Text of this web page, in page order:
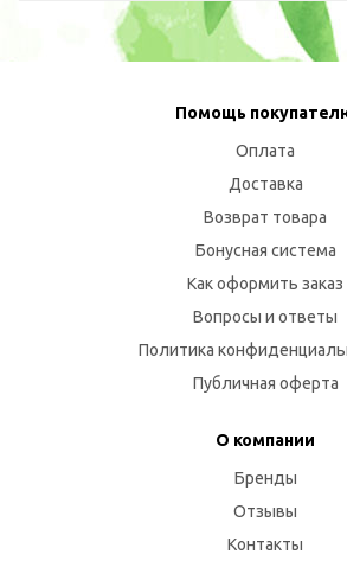
Помощь
Оплата
Доставка
Возврат товара
Бонусная система
Как оформить заказ
Вопросы и ответы
Политика
Публичная оферта
О компании
Бренды
Отзывы
Контакты